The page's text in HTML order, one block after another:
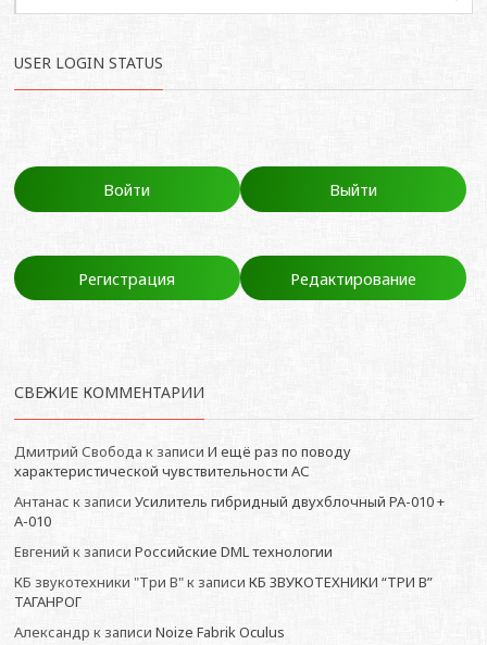
USER LOGIN STATUS
Войти Выйти
Регистрация Редактирование
СВЕЖИЕ КОММЕНТАРИИ
Дмитрий Свобода к записи И ещё раз по поводу
характеристической чувствительности АС
Антанас к записи Усилитель гибридный двухблочный РА-010 +
А-010
Евгений к записи Российские DML технологии
КБ звукотехники "Три В"к записи КБ ЗВУКОТЕХНИКИ “ТРИ В”
ТАГАНРОГ
Александр к записи Noize Fabrik Oculus